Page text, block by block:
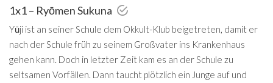
1x1 – Ryōmen Sukuna
Yūji ist an seiner Schule dem Okkult-Klub beigetreten, damit er
nach der Schule früh zu seinem Großvater ins Krankenhaus
gehen kann. Doch in letzter Zeit kam es an der Schule zu
seltsamen Vorfällen. Dann taucht plötzlich ein Junge auf und